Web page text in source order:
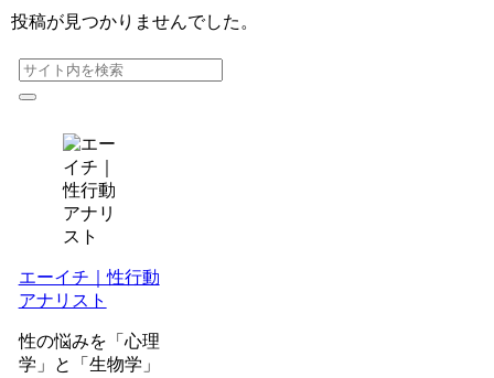
投稿が見つかりませんでした。
エーイチ｜性行動
アナリスト
性の悩みを「心理
学」と「生物学」